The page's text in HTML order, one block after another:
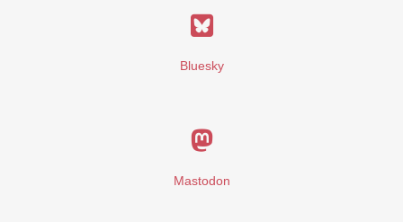
Bluesky
Mastodon